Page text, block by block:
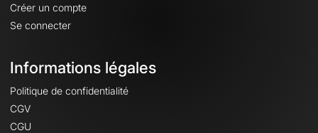
Créer un compte
Se connecter
Informations légales
Politique de confidentialité
CGV
CGU